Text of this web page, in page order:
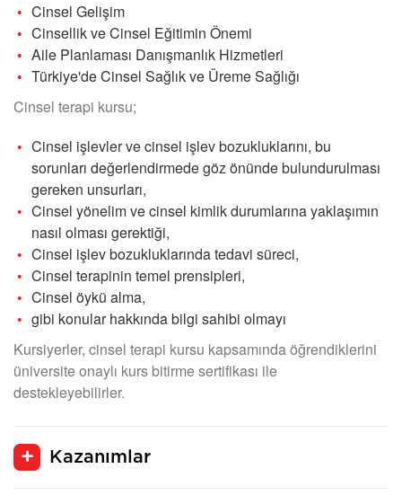
Cinsel Gelişim
Cinsellik ve Cinsel Eğitimin Önemi
Aile Planlaması Danışmanlık Hizmetleri
Türkiye'de Cinsel Sağlık ve Üreme Sağlığı
Cinsel terapi kursu;
Cinsel işlevler ve cinsel işlev bozukluklarını, bu
sorunları değerlendirmede göz önünde bulundurulması
gereken unsurları,
Cinsel yönelim ve cinsel kimlik durumlarına yaklaşımın
nasıl olması gerektiği,
Cinsel işlev bozukluklarında tedavi süreci,
Cinsel terapinin temel prensipleri,
Cinsel öykü alma,
gibi konular hakkında bilgi sahibi olmayı
Kursiyerler, cinsel terapi kursu kapsamında öğrendiklerini
üniversite onaylı kurs bitirme sertifikası ile
destekleyebilirler.
Kazanımlar